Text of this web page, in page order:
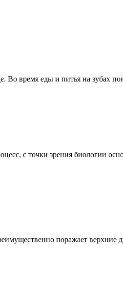
время еды и питья на зубах
с точки зрения биологии
поражает верхние